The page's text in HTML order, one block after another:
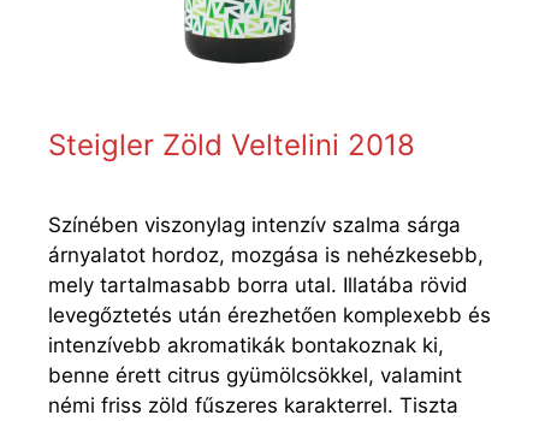
Steigler Zöld Veltelini 2018
Színében viszonylag intenzív szalma sárga
árnyalatot hordoz, mozgása is nehézkesebb,
mely tartalmasabb borra utal. Illatába rövid
levegőztetés után érezhetően komplexebb és
intenzívebb akromatikák bontakoznak ki,
benne érett citrus gyümölcsökkel, valamint
némi friss zöld fűszeres karakterrel. Tiszta